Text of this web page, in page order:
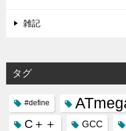
雑記
タグ
#define
C＋＋ GCC